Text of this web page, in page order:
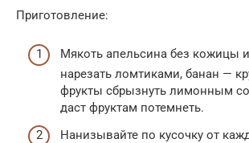
Приготовление:
Мякоть апельсина без кожицы
нарезать ломтиками, банан —
фрукты сбрызнуть лимонным
даст фруктам потемнеть.
Нанизывайте по кусочку от